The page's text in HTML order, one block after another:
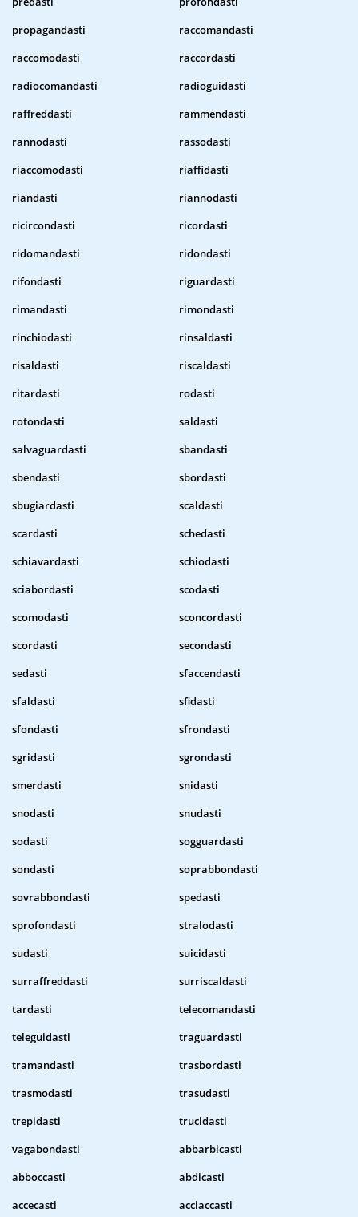
propagandasti
raccomandasti
raccomodasti
raccordasti
radiocomandasti
radioguidasti
raffreddasti
rammendasti
rannodasti
rassodasti
riaccomodasti
riaffidasti
riandasti
riannodasti
ricircondasti
ricordasti
ridomandasti
ridondasti
rifondasti
riguardasti
rimandasti
rimondasti
rinchiodasti
rinsaldasti
risaldasti
riscaldasti
ritardasti
rodasti
rotondasti
saldasti
salvaguardasti
sbandasti
sbendasti
sbordasti
sbugiardasti
scaldasti
scardasti
schedasti
schiavardasti
schiodasti
sciabordasti
scodasti
scomodasti
sconcordasti
scordasti
secondasti
sedasti
sfaccendasti
sfaldasti
sfidasti
sfondasti
sfrondasti
sgridasti
sgrondasti
smerdasti
snidasti
snodasti
snudasti
sodasti
sogguardasti
sondasti
soprabbondasti
sovrabbondasti
spedasti
sprofondasti
stralodasti
sudasti
suicidasti
surraffreddasti
surriscaldasti
tardasti
telecomandasti
teleguidasti
traguardasti
tramandasti
trasbordasti
trasmodasti
trasudasti
trepidasti
trucidasti
vagabondasti
abbarbicasti
abboccasti
abdicasti
accecasti
acciaccasti